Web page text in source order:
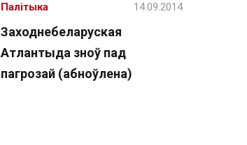
Заходнебеларуская
Атлантыда зноў пад
пагрозай (абноўлена)
Палітыка 14.09.2014